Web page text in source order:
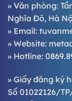
» Văn phòng:
Nghĩa Đô, Hà
» Email:
» Website:
» Hotline:
» Giấy đăng ký
Số 01022126/